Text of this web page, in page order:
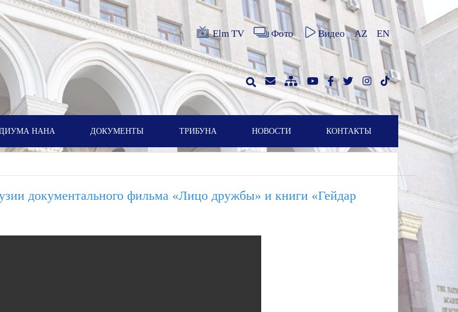
Elm TV Фото Видео AZ EN
НАНА ДОКУМЕНТЫ ТРИБУНА НОВОСТИ КОНТАКТЫ
документального фильма «Лицо дружбы» и книги «Гейдар